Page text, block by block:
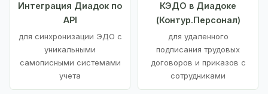
Интеграция Диадок по
API
для синхронизации ЭДО с
уникальными
самописными системами
учета
КЭДО в Диадоке
(Контур.Персонал)
для удаленного
подписания трудовых
договоров и приказов с
сотрудниками